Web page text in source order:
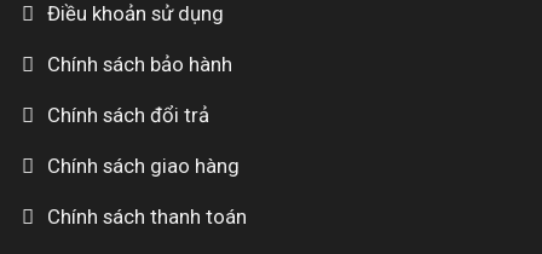
Điều khoản sử dụng
Chính sách bảo hành
Chính sách đổi trả
Chính sách giao hàng
Chính sách thanh toán